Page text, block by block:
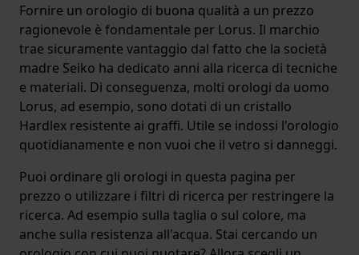
Fornire un orologio di buona qualità a un prezzo
ragionevole è fondamentale per Lorus. Il marchio
trae sicuramente vantaggio dal fatto che la società
madre Seiko ha dedicato anni alla ricerca di tecniche
e materiali. Di conseguenza, molti orologi da uomo
Lorus, ad esempio, sono dotati di un cristallo
Hardlex resistente ai graffi. Utile se indossi l'orologio
quotidianamente e non vuoi che il vetro si danneggi.
Puoi ordinare gli orologi in questa pagina per
prezzo o utilizzare i filtri di ricerca per restringere la
ricerca. Ad esempio sulla taglia o sul colore, ma
anche sulla resistenza all'acqua. Stai cercando un